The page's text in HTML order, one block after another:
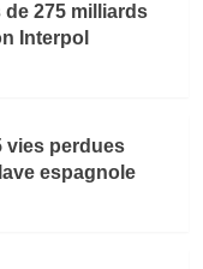
275 milliards
Interpol
vies perdues
espagnole